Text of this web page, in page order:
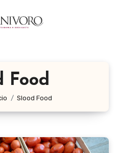
Food
Slood Food